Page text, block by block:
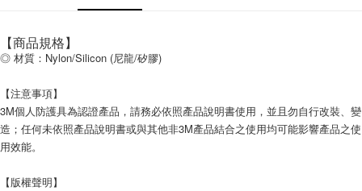
全家取貨付款
付款後全家取貨
每筆NT$60
7-11取貨付款
每筆NT$60
【商品規格】
◎ 材質：Nylon/Silicon (尼龍/矽膠)
【注意事項】
3M個人防護具為認證產品，請務必依照產品說明書使用，並且勿自行改裝、變
造；任何未依照產品說明書或與其他非3M產品結合之使用均可能影響產品之使
用效能。
【版權聲明】